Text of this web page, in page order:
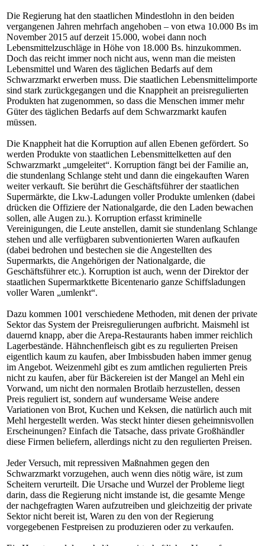
Die Regierung hat den staatlichen Mindestlohn in den beiden
vergangenen Jahren mehrfach angehoben – von etwa 10.000 Bs im
November 2015 auf derzeit 15.000, wobei dann noch
Lebensmittelzuschläge in Höhe von 18.000 Bs. hinzukommen.
Doch das reicht immer noch nicht aus, wenn man die meisten
Lebensmittel und Waren des täglichen Bedarfs auf dem
Schwarzmarkt erwerben muss. Die staatlichen Lebensmittelimporte
sind stark zurückgegangen und die Knappheit an preisregulierten
Produkten hat zugenommen, so dass die Menschen immer mehr
Güter des täglichen Bedarfs auf dem Schwarzmarkt kaufen
müssen.
Die Knappheit hat die Korruption auf allen Ebenen gefördert. So
werden Produkte von staatlichen Lebensmittelketten auf den
Schwarzmarkt „umgeleitet“. Korruption fängt bei der Familie an,
die stundenlang Schlange steht und dann die eingekauften Waren
weiter verkauft. Sie berührt die Geschäftsführer der staatlichen
Supermärkte, die Lkw-Ladungen voller Produkte umlenken (dabei
drücken die Offiziere der Nationalgarde, die den Laden bewachen
sollen, alle Augen zu.). Korruption erfasst kriminelle
Vereinigungen, die Leute anstellen, damit sie stundenlang Schlange
stehen und alle verfügbaren subventionierten Waren aufkaufen
(dabei bedrohen und bestechen sie die Angestellten des
Supermarkts, die Angehörigen der Nationalgarde, die
Geschäftsführer etc.). Korruption ist auch, wenn der Direktor der
staatlichen Supermarktkette Bicentenario ganze Schiffsladungen
voller Waren „umlenkt“.
Dazu kommen 1001 verschiedene Methoden, mit denen der private
Sektor das System der Preisregulierungen aufbricht. Maismehl ist
dauernd knapp, aber die Arepa-Restaurants haben immer reichlich
Lagerbestände. Hähnchenfleisch gibt es zu regulierten Preisen
eigentlich kaum zu kaufen, aber Imbissbuden haben immer genug
im Angebot. Weizenmehl gibt es zum amtlichen regulierten Preis
nicht zu kaufen, aber für Bäckereien ist der Mangel an Mehl ein
Vorwand, um nicht den normalen Brotlaib herzustellen, dessen
Preis reguliert ist, sondern auf wundersame Weise andere
Variationen von Brot, Kuchen und Keksen, die natürlich auch mit
Mehl hergestellt werden. Was steckt hinter diesen geheimnisvollen
Erscheinungen? Einfach die Tatsache, dass private Großhändler
diese Firmen beliefern, allerdings nicht zu den regulierten Preisen.
Jeder Versuch, mit repressiven Maßnahmen gegen den
Schwarzmarkt vorzugehen, auch wenn dies nötig wäre, ist zum
Scheitern verurteilt. Die Ursache und Wurzel der Probleme liegt
darin, dass die Regierung nicht imstande ist, die gesamte Menge
der nachgefragten Waren aufzutreiben und gleichzeitig der private
Sektor nicht bereit ist, Waren zu den von der Regierung
vorgegebenen Festpreisen zu produzieren oder zu verkaufen.